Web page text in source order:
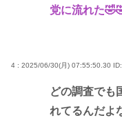
党に流れた
4 : 2025/06/30(月) 07:55:50.30
どの調査でも
れてるんだよ